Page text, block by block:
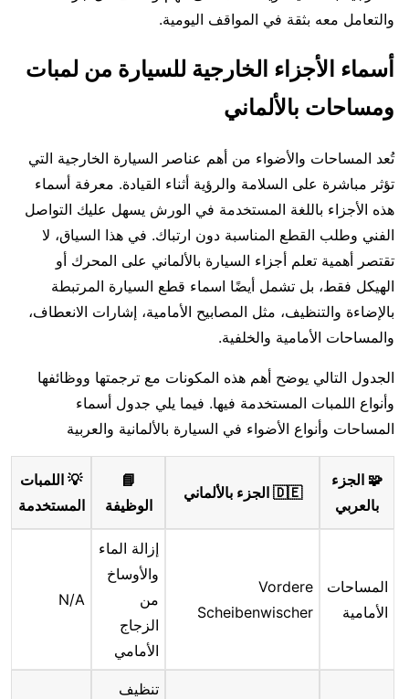
والتعامل معه بثقة في المواقف اليومية.
أسماء الأجزاء الخارجية للسيارة من لمبات
ومساحات بالألماني
تُعد المساحات والأضواء من أهم عناصر السيارة الخارجية التي
تؤثر مباشرة على السلامة والرؤية أثناء القيادة. معرفة أسماء
هذه الأجزاء باللغة المستخدمة في الورش يسهل عليك التواصل
الفني وطلب القطع المناسبة دون ارتباك. في هذا السياق، لا
تقتصر أهمية تعلم أجزاء السيارة بالألماني على المحرك أو
الهيكل فقط، بل تشمل أيضًا اسماء قطع السيارة المرتبطة
بالإضاءة والتنظيف، مثل المصابيح الأمامية، إشارات الانعطاف،
والمساحات الأمامية والخلفية.
الجدول التالي يوضح أهم هذه المكونات مع ترجمتها ووظائفها
وأنواع اللمبات المستخدمة فيها. فيما يلي جدول أسماء
المساحات وأنواع الأضواء في السيارة بالألمانية والعربية
🧩 الجزء
بالعربي
🇩🇪 الجزء بالألماني
📘
الوظيفة
💡 اللمبات
المستخدمة
المساحات
الأمامية
Vordere
Scheibenwischer
إزالة الماء
والأوساخ
من
الزجاج
الأمامي
N/A
تنظيف